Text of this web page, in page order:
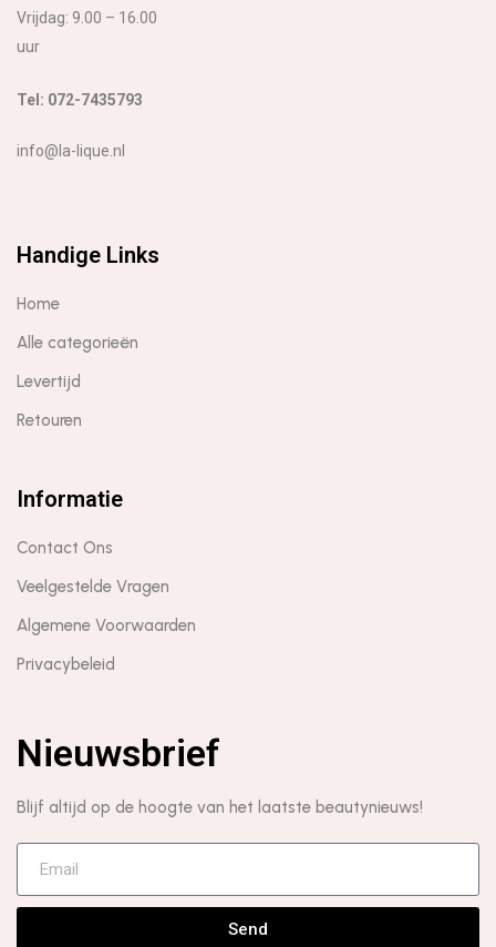
Vrijdag: 9.00 – 16.00
uur
Tel: 072-7435793
info@la-lique.nl
Handige Links
Home
Alle categorieën
Levertijd
Retouren
Informatie
Contact Ons
Veelgestelde Vragen
Algemene Voorwaarden
Privacybeleid
Nieuwsbrief
Blijf altijd op de hoogte van het laatste beautynieuws!
Send